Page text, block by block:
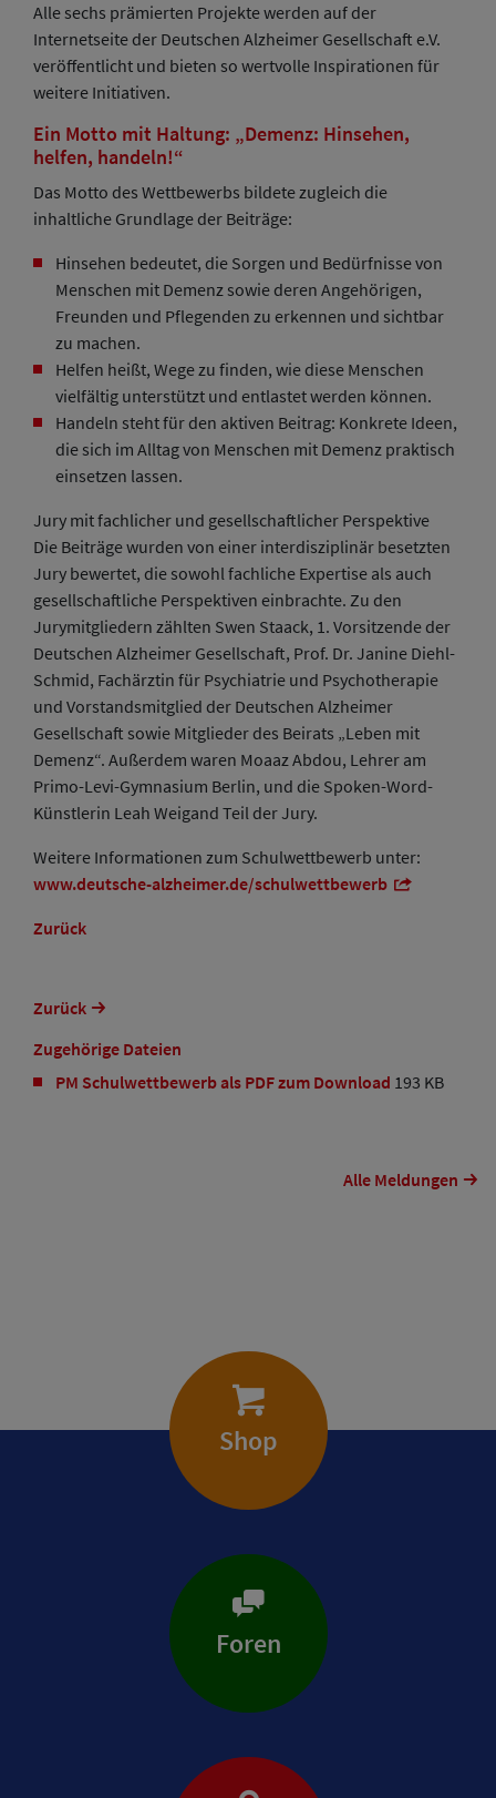
Alle sechs prämierten Projekte werden auf der
Internetseite der Deutschen Alzheimer Gesellschaft e.V.
veröffentlicht und bieten so wertvolle Inspirationen für
weitere Initiativen.
Ein Motto mit Haltung: „Demenz: Hinsehen,
helfen, handeln!“
Das Motto des Wettbewerbs bildete zugleich die
inhaltliche Grundlage der Beiträge:
Hinsehen bedeutet, die Sorgen und Bedürfnisse von
Menschen mit Demenz sowie deren Angehörigen,
Freunden und Pflegenden zu erkennen und sichtbar
zu machen.
Helfen heißt, Wege zu finden, wie diese Menschen
vielfältig unterstützt und entlastet werden können.
Handeln steht für den aktiven Beitrag: Konkrete Ideen,
die sich im Alltag von Menschen mit Demenz praktisch
einsetzen lassen.
Jury mit fachlicher und gesellschaftlicher Perspektive
Die Beiträge wurden von einer interdisziplinär besetzten
Jury bewertet, die sowohl fachliche Expertise als auch
gesellschaftliche Perspektiven einbrachte. Zu den
Jurymitgliedern zählten Swen Staack, 1. Vorsitzende der
Deutschen Alzheimer Gesellschaft, Prof. Dr. Janine Diehl-
Schmid, Fachärztin für Psychiatrie und Psychotherapie
und Vorstandsmitglied der Deutschen Alzheimer
Gesellschaft sowie Mitglieder des Beirats „Leben mit
Demenz“. Außerdem waren Moaaz Abdou, Lehrer am
Primo-Levi-Gymnasium Berlin, und die Spoken-Word-
Künstlerin Leah Weigand Teil der Jury.
Weitere Informationen zum Schulwettbewerb unter:
www.deutsche-alzheimer.de/schulwettbewerb
Zurück
Zurück
Zugehörige Dateien
PM Schulwettbewerb als PDF zum Download 193 KB
Alle Meldungen
Shop
Foren